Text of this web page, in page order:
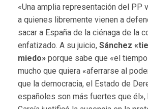
«Una amplia representación del PP
a quienes libremente vienen a
sacar a España de la ciénaga de la
enfatizado. A su juicio, Sánchez
miedo» porque sabe que «el
mucho que quiera «aferrarse al
que la democracia, el Estado de
españoles son más fuertes que él»,